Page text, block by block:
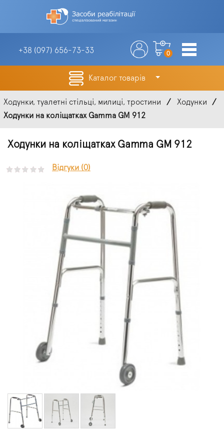
+38 (097) 656-73-33 0
Каталог товарів
Ходунки, туалетні стільці, милиці, тростини
Ходунки
Ходунки на коліщатках Gamma GM 912
Ходунки на коліщатках Gamma GM 912
Відгуки (0)